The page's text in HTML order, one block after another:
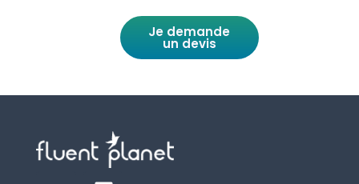
Je demande
un devis